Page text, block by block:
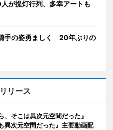
が提灯行列、多幸アートも
手の姿勇ましく 20年ぶりの
リース
そこは異次元空間だった』
異次元空間だった』主要動画配